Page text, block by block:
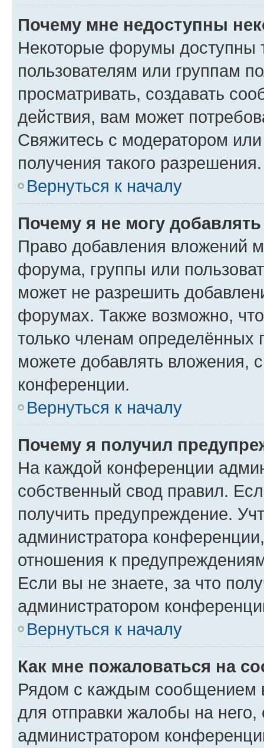
Почему мне недоступны
Некоторые форумы доступны
пользователям или группам
просматривать, создавать
действия, вам может
Свяжитесь с модератором
получения такого разрешения.
Вернуться к началу
Почему я не могу
Право добавления вложений
форума, группы или
может не разрешить
форумах. Также возможно,
только членам определённых
можете добавлять вложения,
конференции.
Вернуться к началу
Почему я получил
На каждой конференции
собственный свод правил.
получить предупреждение.
администратора
отношения к
Если вы не знаете, за что
администратором
Вернуться к началу
Как мне пожаловаться на
Рядом с каждым сообщением
для отправки жалобы на
администратором